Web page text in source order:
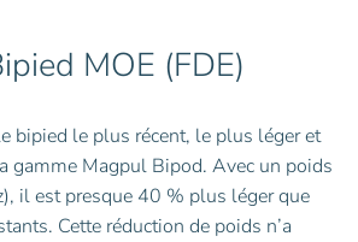
MOE (FDE)
bipied le plus récent, le plus léger et
gamme Magpul Bipod. Avec un poids
il est presque 40 % plus léger que
Cette réduction de poids n’a